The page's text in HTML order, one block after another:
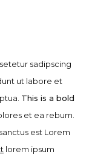
sadipscing
ut labore et
This is a bold
et ea rebum.
est Lorem
lorem ipsum